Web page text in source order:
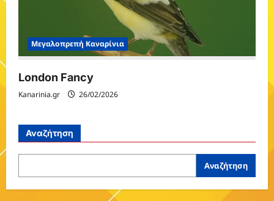
Μεγαλοπρεπή Καναρίνια
London Fancy
Kanarinia.gr 26/02/2026
Αναζήτηση
Αναζήτηση